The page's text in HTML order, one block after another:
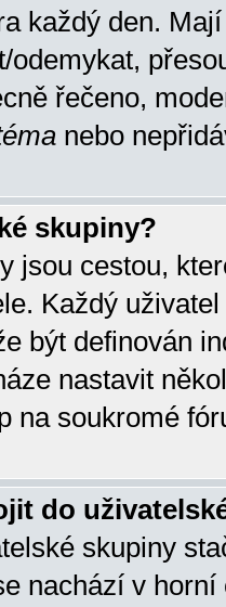
každý den.
odemykat,
řečeno,
nebo
skupiny?
jsou cestou,
Každý
být definován
nastavit
na soukromé
do
skupiny
nachází v horní